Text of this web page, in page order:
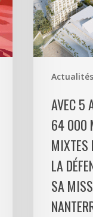
Actualités
créer
64
000
m2
programmes
logements,
Paris
Défense
poursuit
AVEC 5
64 000
MIXTES
LA
SA